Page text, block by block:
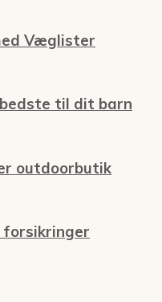
Væglister
til dit barn
outdoorbutik
forsikringer